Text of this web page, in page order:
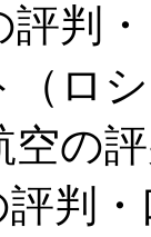
評判
（ロ
の
判